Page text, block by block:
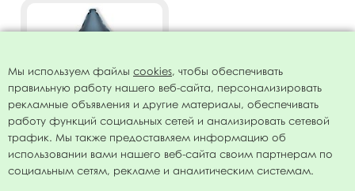
AU Звезда Мистик Стальной
Синий 19"/50 см
Мы используем файлы cookies, чтобы обеспечивать
правильную работу нашего веб-сайта, персонализировать
рекламные объявления и другие материалы, обеспечивать
работу функций социальных сетей и анализировать сетевой
трафик. Мы также предоставляем информацию об
использовании вами нашего веб-сайта своим партнерам по
социальным сетям, рекламе и аналитическим системам.